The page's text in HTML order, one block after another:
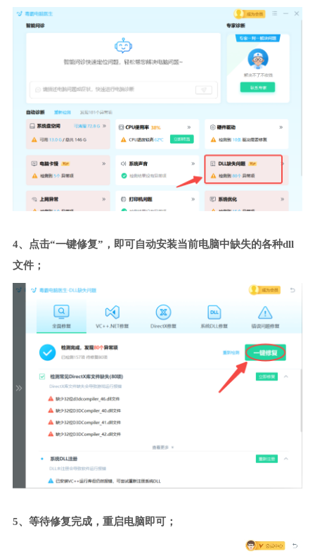
4、点击“一键修复”，即可自动安装当前电脑中缺失的各种dll
文件；
5、等待修复完成，重启电脑即可；